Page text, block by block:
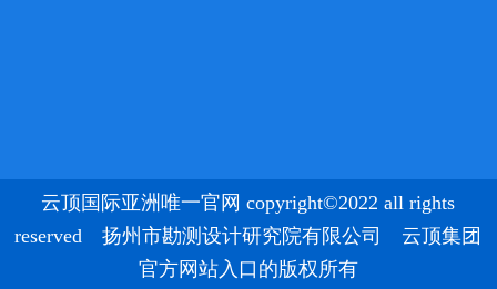
云顶国际亚洲唯一官网 copyright©2022 all rights
reserved 扬州市勘测设计研究院有限公司 云顶集团
官方网站入口的版权所有